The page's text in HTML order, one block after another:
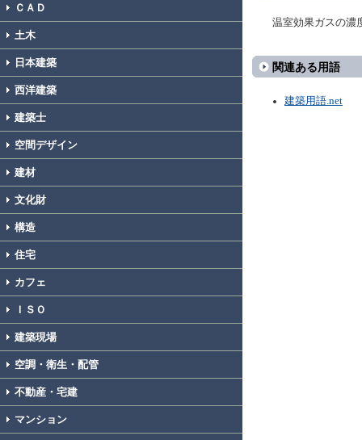
ＣＡＤ
土木
日本建築
西洋建築
建築士
空間デザイン
建材
文化財
構造
住宅
カフェ
ＩＳＯ
建築現場
空調・衛生・配管
不動産・宅建
マンション
温室効果ガスの
関連ある用語
建築用語.net